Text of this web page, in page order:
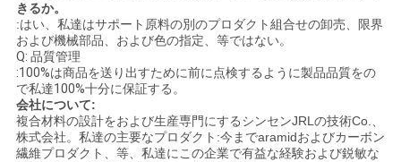
きるか。
:はい、私達はサポート原料の別のプロダクト組合せの卸売、限界
および機械部品、および色の指定、等ではない。
Q: 品質管理
:100%は商品を送り出すために前に点検するように製品品質をの
で私達100%十分に保証する。
会社について:
複合材料の設計をおよび生産専門にするシンセンJRLの技術Co.、
株式会社。私達の主要なプロダクト:今までaramidおよびカーボン
繊維プロダクト、等、私達にこの企業で有益な経験および鋭敏な